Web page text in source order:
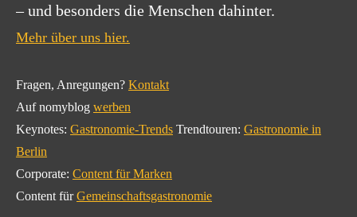
– und besonders die Menschen dahinter.
Mehr über uns hier.
Fragen, Anregungen? Kontakt
Auf nomyblog werben
Keynotes: Gastronomie-Trends Trendtouren: Gastronomie in
Berlin
Corporate: Content für Marken
Content fürGemeinschaftsgastronomie